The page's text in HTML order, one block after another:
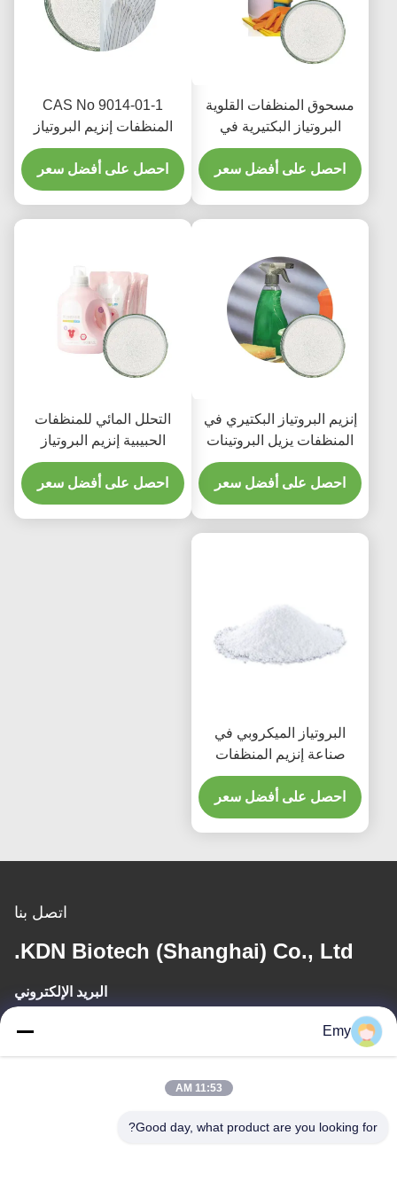
مسحوق المنظفات القلوية
البروتياز البكتيرية في
المنظفات عالية النقاء كاس
9014 01 1
احصل على أفضل سعر
CAS No 9014-01-1
المنظفات إنزيم البروتياز
تدهور 100000 إلى
1000000u G
احصل على أفضل سعر
إنزيم البروتياز البكتيري في
المنظفات يزيل البروتينات
المتحللة للبقع
احصل على أفضل سعر
التحلل المائي للمنظفات
الحبيبية إنزيم البروتياز
القلوي CAS 9014-01-1
احصل على أفضل سعر
البروتياز الميكروبي في
صناعة إنزيم المنظفات
أميليز ليباز والبروتياز
احصل على أفضل سعر
اتصل بنا
KDN Biotech (Shanghai) Co., Ltd.
البريد الإلكتروني
panxy@vlandgroup.com
Emy
11:53 AM
Good day, what product are you looking for?